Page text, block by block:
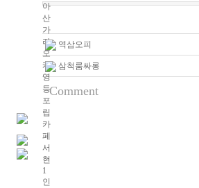
아
산
가
라
오
케
영
등
포
립
카
페
서
현
1
인
역삼오피
삼척룸싸롱
Comment